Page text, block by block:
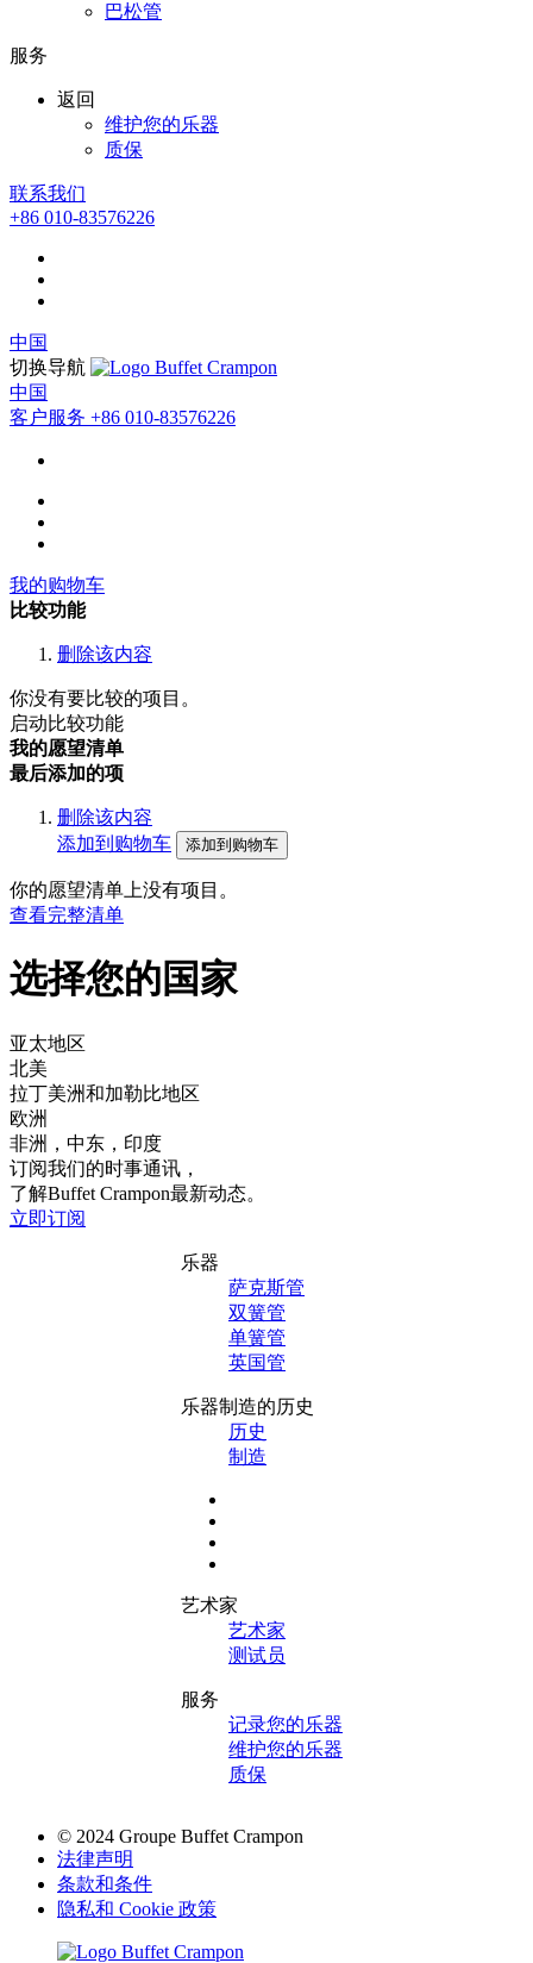
巴松管
服务
返回
维护您的乐器
质保
联系我们
+86 010-83576226
中国
切换导航
中国
客户服务 +86 010-83576226
我的购物车
比较功能
删除该内容
你没有要比较的项目。
启动比较功能
我的愿望清单
最后添加的项
删除该内容
添加到购物车
添加到购物车
你的愿望清单上没有项目。
查看完整清单
选择您的国家
亚太地区
北美
拉丁美洲和加勒比地区
欧洲
非洲，中东，印度
订阅我们的时事通讯，
了解Buffet Crampon最新动态。
立即订阅
乐器
萨克斯管
双簧管
单簧管
英国管
乐器制造的历史
历史
制造
艺术家
艺术家
测试员
服务
记录您的乐器
维护您的乐器
质保
© 2024 Groupe Buffet Crampon
法律声明
条款和条件
隐私和 Cookie 政策